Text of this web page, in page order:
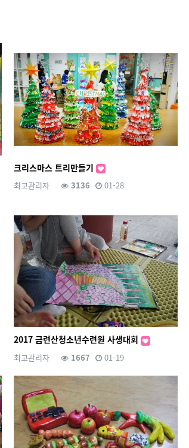
크리스마스 트리만들기
최고관리자 3136 01-28
2017 금련산청소년수련원 사생대회
최고관리자 1667 01-19